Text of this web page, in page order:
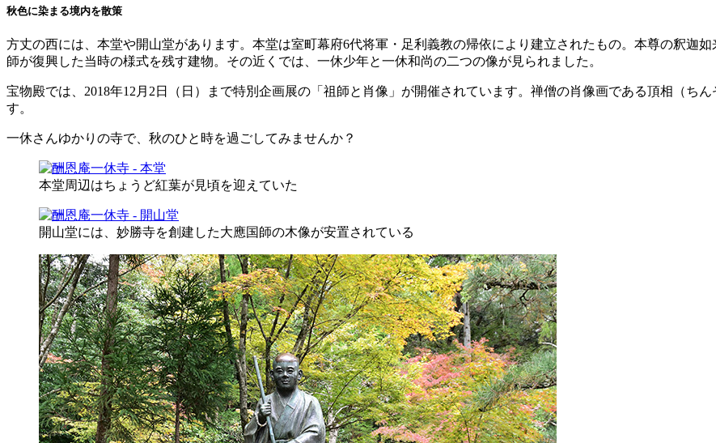
秋色に染まる境内を散策
方丈の西には、本堂や開山堂があります。本堂は室町幕府6代将軍・足利義教の帰依により建立されたもの。本尊の釈迦
師が復興した当時の様式を残す建物。その近くでは、一休少年と一休和尚の二つの像が見られました。
宝物殿では、2018年12月2日（日）まで特別企画展の「祖師と肖像」が開催されています。禅僧の肖像画である頂相（ち
す。
一休さんゆかりの寺で、秋のひと時を過ごしてみませんか？
本堂周辺はちょうど紅葉が見頃を迎えていた
開山堂には、妙勝寺を創建した大應国師の木像が安置されている